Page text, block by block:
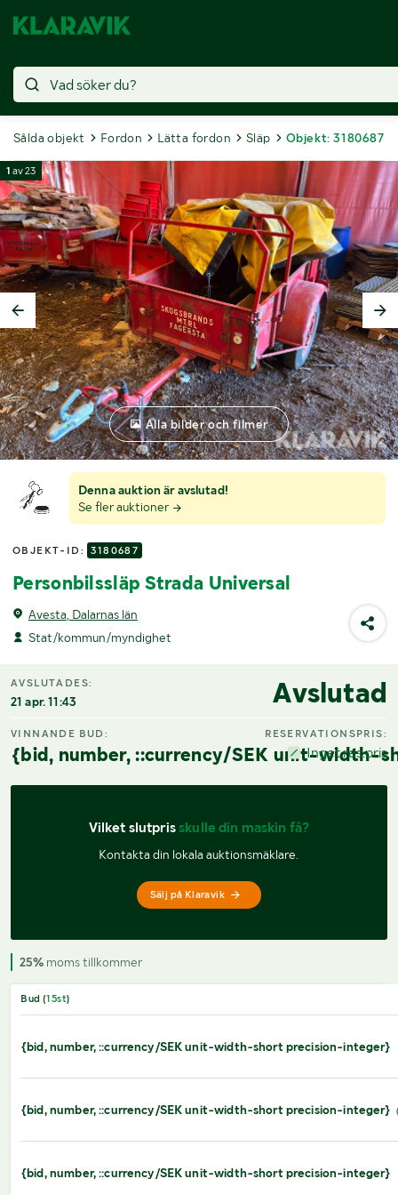
Sålda objekt Fordon Lätta fordon Släp Objekt: 3180687
Denna auktion är avslutad!
Se fler auktioner
OBJEKT-ID: 3180687
Personbilssläp Strada Universal
Avesta, Dalarnas län
Stat/kommun/myndighet
1 av23
Alla bilder och filmer
AVSLUTADES:
21 apr. 11:43 Avslutad
VINNANDE BUD:
{bid, number, ::currency/SEK unit-width-
RESERVATIONSPRIS:
Inget res.pris
Vilket slutpris skulle din maskin få?
Kontakta din lokala auktionsmäklare.
Sälj på Klaravik
25% moms tillkommer
Bud (15st)
{bid, number, ::currency/SEK unit-width-short precision-integer}
{bid, number, ::currency/SEK unit-width-short precision-integer}
{bid, number, ::currency/SEK unit-width-short precision-integer}